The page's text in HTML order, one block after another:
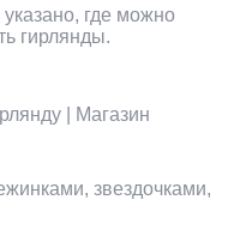
где можно
гирлянды.
звездочками,